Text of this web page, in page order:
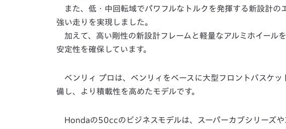
また、低・中回転域でパワフルなトルクを発揮する新設計の
強い走りを実現しました。
加えて、高い剛性の新設計フレームと軽量なアルミホイール
安定性を確保しています。
ベンリィ プロは、ベンリィをベースに大型フロントバスケ
備し、より積載性を高めたモデルです。
Hondaの50ccのビジネスモデルは、スーパーカブシリーズ